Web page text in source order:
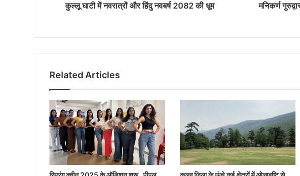
कुल्लू घाटी में नवरात्रों और हिंदु नवबर्ष 2082 की धूम
मनिकर्ण
Related Articles